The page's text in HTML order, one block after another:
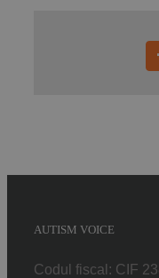
AUTISM VOICE
Codul fiscal: CIF